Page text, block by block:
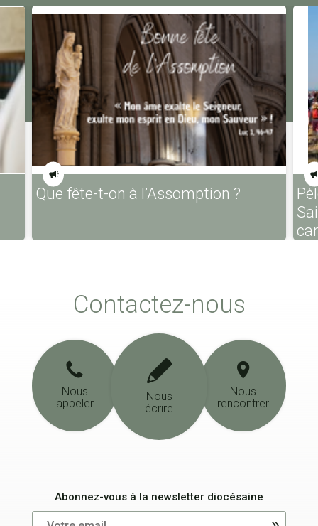
Que fête-t-on à l’Assomption ?
Contactez-nous
Nous
appeler
Nous
écrire
Nous
rencontrer
Abonnez-vous à la newsletter diocésaine